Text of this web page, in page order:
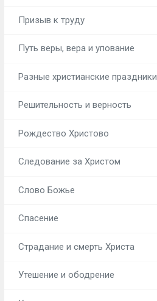
Призыв к труду
Путь веры, вера и упование
Разные христианские праздники
Решительность и верность
Рождество Христово
Следование за Христом
Слово Божье
Спасение
Страдание и смерть Христа
Утешение и ободрение